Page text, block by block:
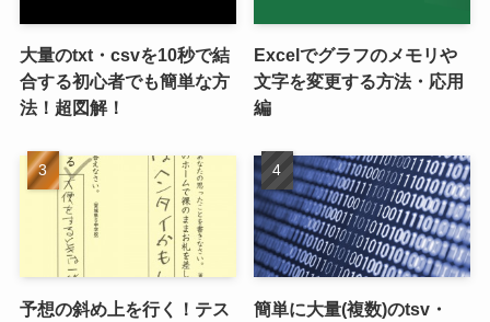
大量のtxt・csvを10秒で結
合する初心者でも簡単な方
法！超図解！
Excelでグラフのメモリや
文字を変更する方法・応用
編
予想の斜め上を行く！テス
簡単に大量(複数)のtsv・